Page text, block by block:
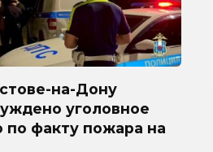
на-Дону
уголовное
по факту пожара на